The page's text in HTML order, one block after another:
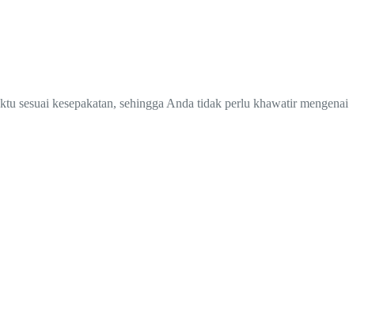
sesuai kesepakatan, sehingga Anda tidak perlu khawatir mengenai